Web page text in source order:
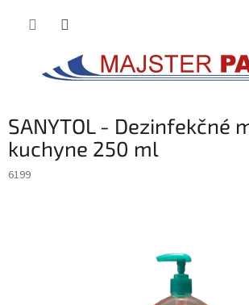
SANYTOL - Dezinfekčné
kuchyne 250 ml
6199